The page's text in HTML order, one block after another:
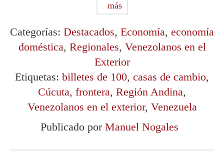
más
Categorías: Destacados, Economía, economía
doméstica, Regionales, Venezolanos en el
Exterior
Etiquetas: billetes de 100, casas de cambio,
Cúcuta, frontera, Región Andina,
Venezolanos en el exterior, Venezuela
Publicado por Manuel Nogales